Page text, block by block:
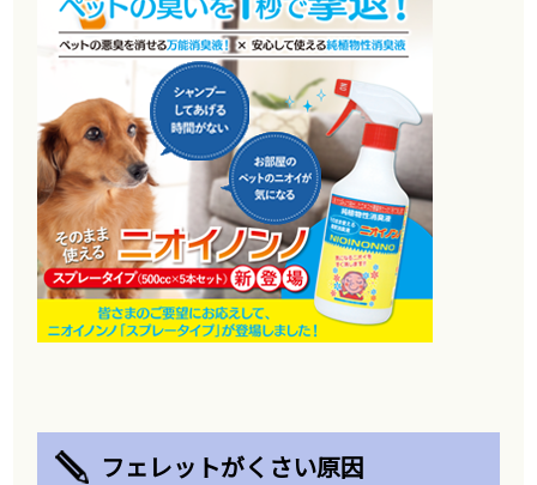
フェレットがくさい原因